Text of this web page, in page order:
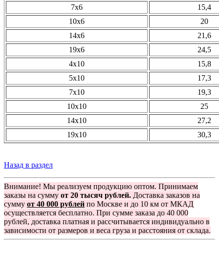
7х6
15,4
10х6
20
14х6
21,6
19х6
24,5
4х10
15,8
5х10
17,3
7х10
19,3
10х10
25
14х10
27,2
19х10
30,3
Назад в раздел
Внимание! Мы реализуем продукцию оптом. Принимаем
заказы на сумму от 20 тысяч рублей. Доставка заказов на
сумму от 40 000 рублей по Москве и до 10 км от МКАД
осуществляется бесплатно. При сумме заказа до 40 000
рублей, доставка платная и рассчитывается индивидуально в
зависимости от размеров и веса груза и расстояния от склада.